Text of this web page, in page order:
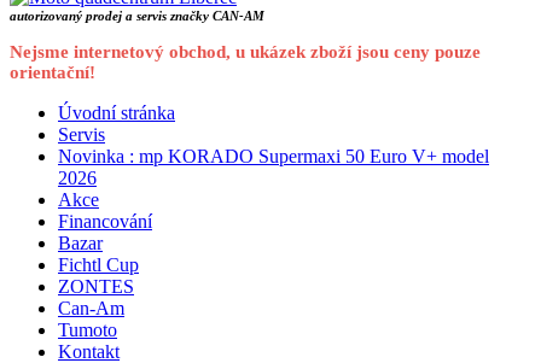
autorizovaný prodej a servis značky CAN-AM
Nejsme internetový obchod, u ukázek zboží jsou ceny pouze
orientační!
Úvodní stránka
Servis
Novinka : mp KORADO Supermaxi 50 Euro V+ model
2026
Akce
Financování
Bazar
Fichtl Cup
ZONTES
Can-Am
Tumoto
Kontakt